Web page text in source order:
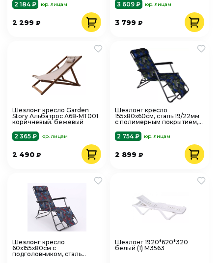
2 184 ₽
юр. лицам
2 299 ₽
3 609 ₽ юр. лицам
3 799₽
Шезлонг кресло Garden
Story Альбатрос А68-МТ001
коричневый. бежевый
2 365 ₽
юр. лицам
2 490 ₽
Шезлонг кресло
155х80х60см, сталь 19/22мм
с полимерным покрытием,
2 754 ₽
юр. лицам
2 899₽
Шезлонг кресло
60х155х80см с
подголовником, сталь
Шезлонг 1920*620*320
белый (1) М3563